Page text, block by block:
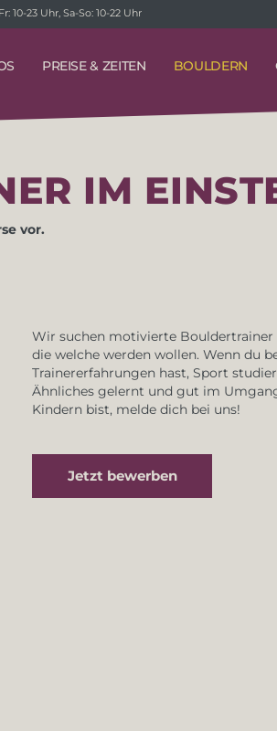
10-23 Uhr, Sa-So: 10-22 Uhr
PREISE & ZEITEN BOULDERN
IM
vor.
Wir suchen motivierte Bouldertrainer
die welche werden wollen. Wenn du
Trainererfahrungen hast, Sport
Ähnliches gelernt und gut im
Kindern bist, melde dich bei uns!
Jetzt bewerben